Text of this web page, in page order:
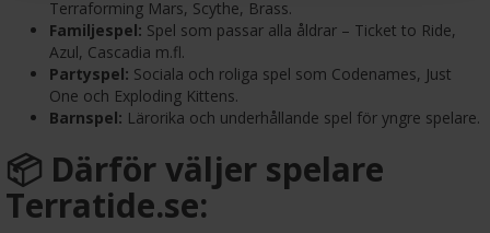
Terraforming Mars, Scythe, Brass.
Familjespel: Spel som passar alla åldrar – Ticket to Ride,
Azul, Cascadia m.fl.
Partyspel: Sociala och roliga spel som Codenames, Just
One och Exploding Kittens.
Barnspel: Lärorika och underhållande spel för yngre spelare.
📦 Därför väljer spelare
Terratide.se: